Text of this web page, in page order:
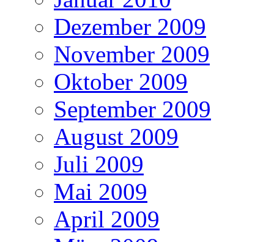
Dezember 2009
November 2009
Oktober 2009
September 2009
August 2009
Juli 2009
Mai 2009
April 2009